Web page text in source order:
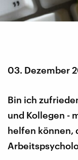
03. Dezember
Bin ich
und Kollegen -
helfen können,